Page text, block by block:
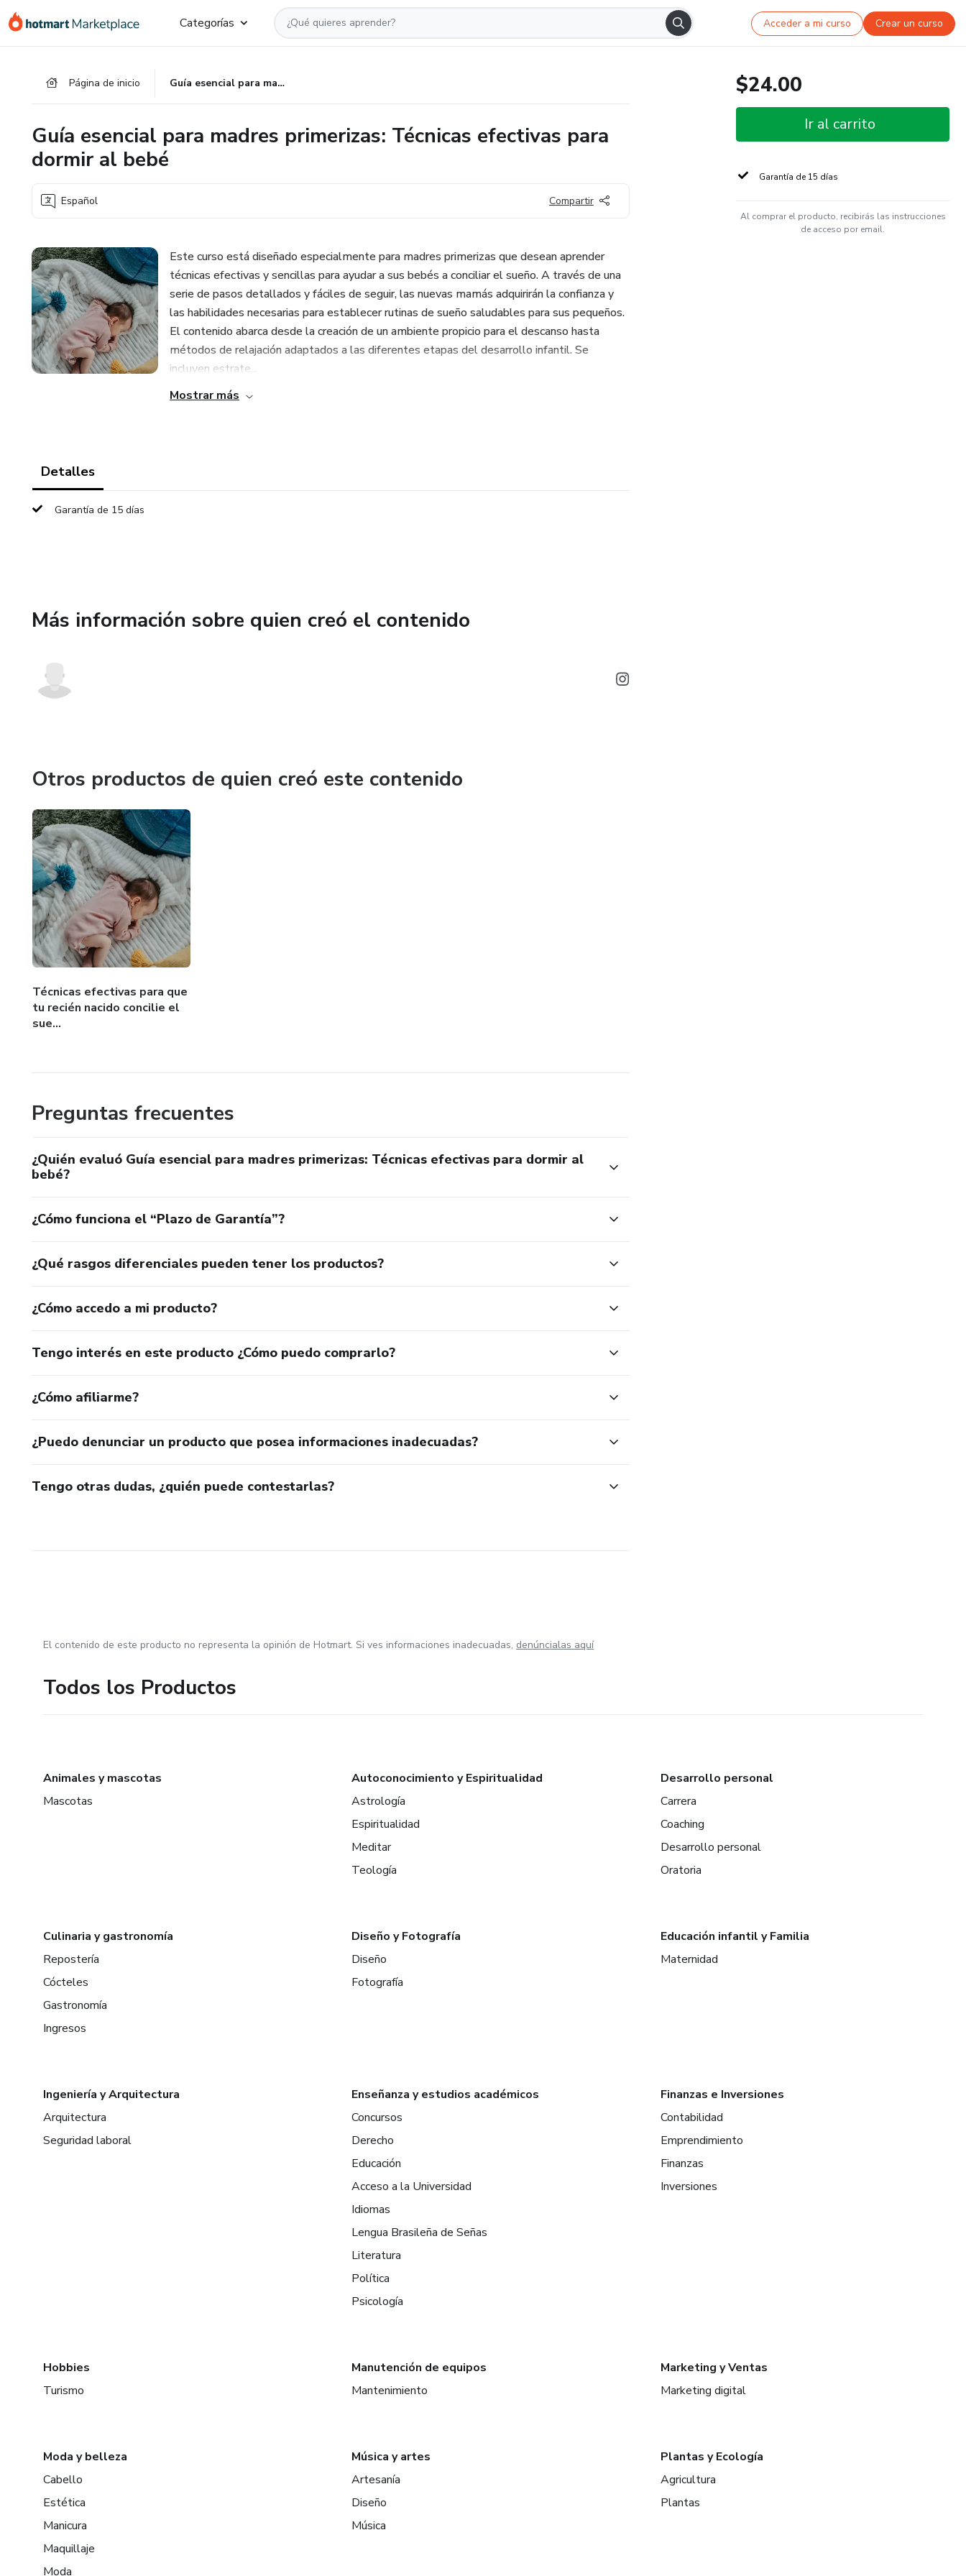
Categorías Acceder a mi curso Crear un curso
Página de inicio Guía esencial para madres primerizas: Técnicas efectivas para dormir al bebé
Guía esencial para madres primerizas: Técnicas efectivas para
dormir al bebé
Español Compartir
Este curso está diseñado especialmente para madres primerizas que desean aprender
técnicas efectivas y sencillas para ayudar a sus bebés a conciliar el sueño. A través de una
serie de pasos detallados y fáciles de seguir, las nuevas mamás adquirirán la confianza y
las habilidades necesarias para establecer rutinas de sueño saludables para sus pequeños.
El contenido abarca desde la creación de un ambiente propicio para el descanso hasta
métodos de relajación adaptados a las diferentes etapas del desarrollo infantil. Se
incluyen estrate...
Mostrar más
Detalles
Garantía de 15 días
Más información sobre quien creó el contenido
Otros productos de quien creó este contenido
Técnicas efectivas para que
tu recién nacido concilie el
sue...
Preguntas frecuentes
¿Quién evaluó Guía esencial para madres primerizas: Técnicas efectivas para dormir al
bebé?
¿Cómo funciona el “Plazo de Garantía”?
¿Qué rasgos diferenciales pueden tener los productos?
¿Cómo accedo a mi producto?
Tengo interés en este producto ¿Cómo puedo comprarlo?
¿Cómo afiliarme?
¿Puedo denunciar un producto que posea informaciones inadecuadas?
Tengo otras dudas, ¿quién puede contestarlas?
$24.00
Ir al carrito
Garantía de 15 días
Al comprar el producto, recibirás las instrucciones
de acceso por email.
El contenido de este producto no representa la opinión de Hotmart. Si ves informaciones inadecuadas, denúncialas aquí
Todos los Productos
Animales y mascotas
Mascotas
Autoconocimiento y Espiritualidad
Astrología
Espiritualidad
Meditar
Teología
Desarrollo personal
Carrera
Coaching
Desarrollo personal
Oratoria
Culinaria y gastronomía
Repostería
Cócteles
Gastronomía
Ingresos
Diseño y Fotografía
Diseño
Fotografía
Educación infantil y Familia
Maternidad
Ingeniería y Arquitectura
Arquitectura
Seguridad laboral
Enseñanza y estudios académicos
Concursos
Derecho
Educación
Acceso a la Universidad
Idiomas
Lengua Brasileña de Señas
Literatura
Política
Psicología
Finanzas e Inversiones
Contabilidad
Emprendimiento
Finanzas
Inversiones
Hobbies
Turismo
Manutención de equipos
Mantenimiento
Marketing y Ventas
Marketing digital
Moda y belleza
Cabello
Estética
Manicura
Maquillaje
Moda
Música y artes
Artesanía
Diseño
Música
Plantas y Ecología
Agricultura
Plantas